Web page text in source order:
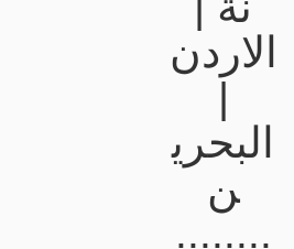
الاردن
|
البحري
ن
........